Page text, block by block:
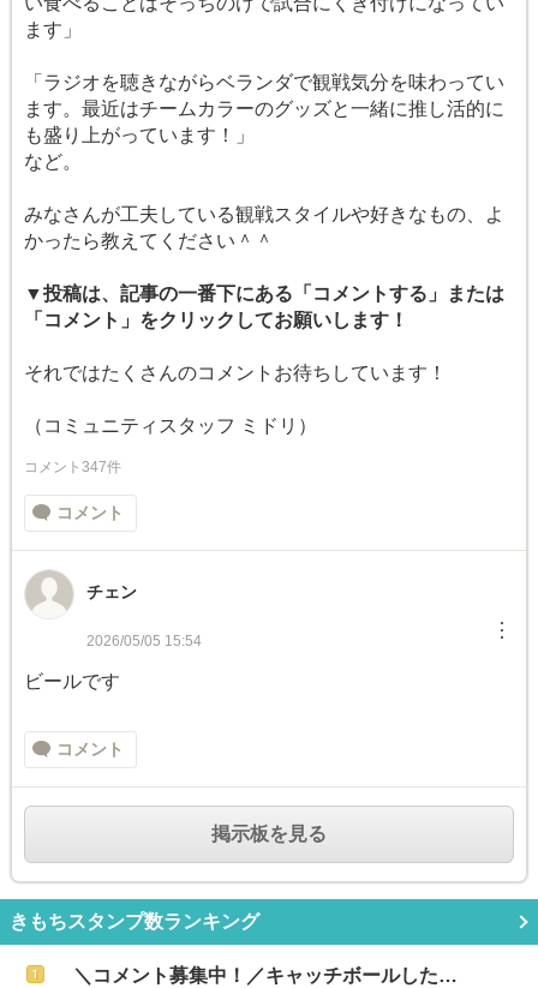
ます」
「ラジオを聴きながらベランダで観戦気分を味わってい
ます。最近はチームカラーのグッズと一緒に推し活的に
も盛り上がっています！」
など。
みなさんが工夫している観戦スタイルや好きなもの、よ
かったら教えてください＾＾
▼投稿は、記事の一番下にある「コメントする」または
「コメント」をクリックしてお願いします！
それではたくさんのコメントお待ちしています！
（コミュニティスタッフ ミドリ）
コメント347件
コメント
チェン
2026/05/05 15:54 ︙
ビールです
コメント
掲示板を見る
きもちスタンプ数ランキング
＼コメント募集中！／キャッチボールした…